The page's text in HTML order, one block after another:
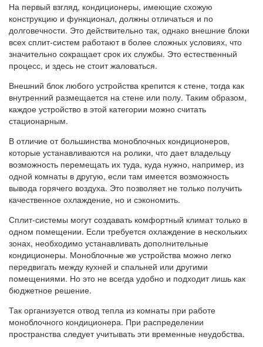
На первый взгляд, кондиционеры, имеющие схожую
конструкцию и функционал, должны отличаться и по
долговечности. Это действительно так, однако внешние блоки
всех сплит-систем работают в более сложных условиях, что
значительно сокращает срок их службы. Это естественный
процесс, и здесь не стоит жаловаться.
Внешний блок любого устройства крепится к стене, тогда как
внутренний размещается на стене или полу. Таким образом,
каждое устройство в этой категории можно считать
стационарным.
В отличие от большинства моноблочных кондиционеров,
которые устанавливаются на ролики, что дает владельцу
возможность перемещать их туда, куда нужно, например, из
одной комнаты в другую, если там имеется возможность
вывода горячего воздуха. Это позволяет не только получить
качественное охлаждение, но и сэкономить.
Сплит-системы могут создавать комфортный климат только в
одном помещении. Если требуется охлаждение в нескольких
зонах, необходимо устанавливать дополнительные
кондиционеры. Моноблочные же устройства можно легко
передвигать между кухней и спальней или другими
помещениями. Но это не всегда удобно и подходит лишь как
бюджетное решение.
Так организуется отвод тепла из комнаты при работе
моноблочного кондиционера. При распределении
пространства следует учитывать эти временные неудобства.